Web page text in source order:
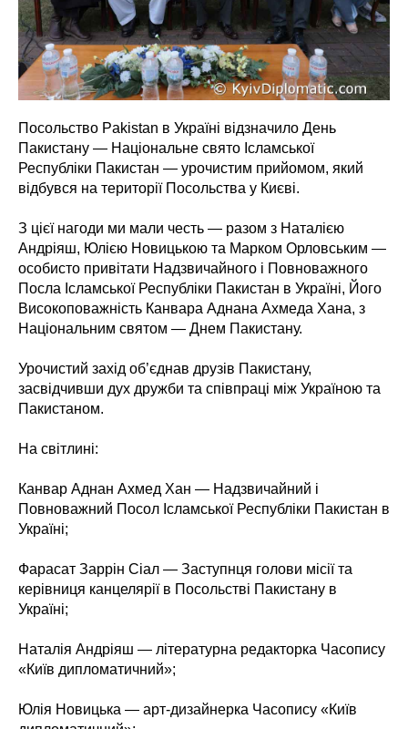
Посольство Pakistan в Україні відзначило День
Пакистану — Національне свято Ісламської
Республіки Пакистан — урочистим прийомом, який
відбувся на території Посольства у Києві.
З цієї нагоди ми мали честь — разом з Наталією
Андріяш, Юлією Новицькою та Марком Орловським —
особисто привітати Надзвичайного і Повноважного
Посла Ісламської Республіки Пакистан в Україні, Його
Високоповажність Канвара Аднана Ахмеда Хана, з
Національним святом — Днем Пакистану.
Урочистий захід об’єднав друзів Пакистану,
засвідчивши дух дружби та співпраці між Україною та
Пакистаном.
На світлині:
Канвар Аднан Ахмед Хан — Надзвичайний і
Повноважний Посол Ісламської Республіки Пакистан в
Україні;
Фарасат Заррін Сіал — Заступнця голови місії та
керівниця канцелярії в Посольстві Пакистану в
Україні;
Наталія Андріяш — літературна редакторка Часопису
«Київ дипломатичний»;
Юлія Новицька — арт-дизайнерка Часопису «Київ